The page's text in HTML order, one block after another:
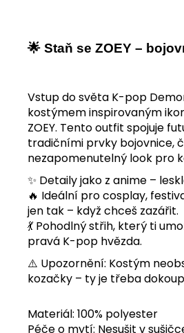
🌟 Staň se ZOEY –
Vstup do světa K-pop
kostýmem inspirovaným
ZOEY. Tento outfit spojuje
tradičními prvky bojovnice,
nezapomenutelný look pro
✨ Detaily jako z anime –
🔥 Ideální pro cosplay,
jen tak – když chceš zazářit.
💃 Pohodlný střih, který ti
pravá K-pop hvězda.
⚠️ Upozornění: Kostým
kozačky – ty je třeba
Materiál: 100% polyester
Péče o mytí: Nesušit v